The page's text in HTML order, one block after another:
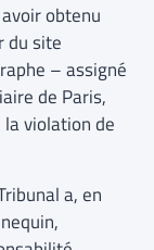
obtenu
du site
– assigné
de Paris,
violation de
a, en